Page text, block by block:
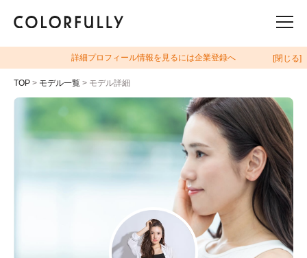
詳細プロフィール情報を見るには企業登録へ [閉じる]
TOP > モデル一覧 > モデル詳細